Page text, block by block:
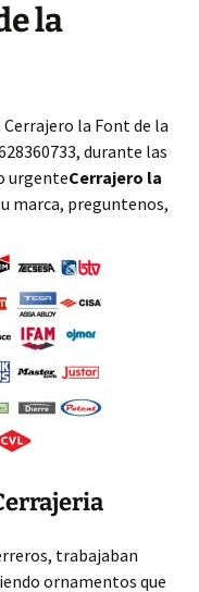
la
la Font de la
durante las
urgenteCerrajero la
marca, preguntenos,
trabajaban
ornamentos que